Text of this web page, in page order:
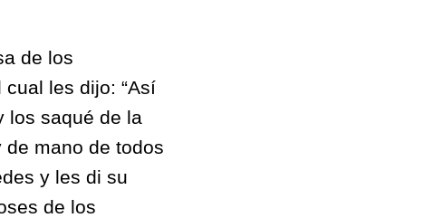
de los
les dijo: “Así
los saqué de la
mano de todos
y les di su
de los